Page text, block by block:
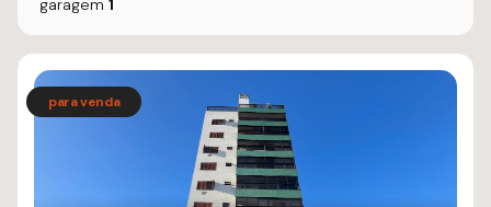
garagem 1